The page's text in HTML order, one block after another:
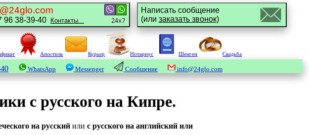
96 38-39-40 Контакты...
Написать сообщение
(или заказать звонок)
Апостиль Курьер Нотариус Шенген Свадьба
WhatsApp Messenger Сообщение info@24glo.com
с русского на Кипре.
на русскийили с русского на английский или